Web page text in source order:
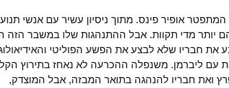
אופיר פינס. מתוך ניסיון עשיר עם אנשי
יותר מדי תקוות. אבל ההתנהגות שלו במשבר הזה
חבריו שלא לבצע את הפשע הפוליטי
ליברמן. משנפלה ההכרעה לא נאחז בתירוץ
ואת חבריו להנהגה בתואר המבזה, אבל המוצדק,